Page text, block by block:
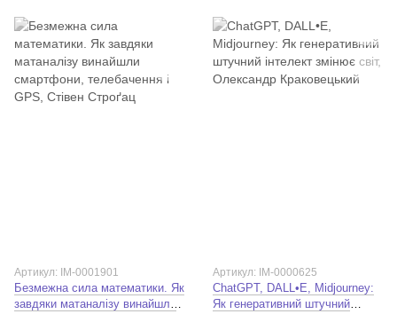
Артикул: IM-0001901
Безмежна сила математики. Як
завдяки матаналізу винайшли
Артикул: IM-0000625
ChatGPT, DALL•E, Midjourney:
Як генеративний штучний